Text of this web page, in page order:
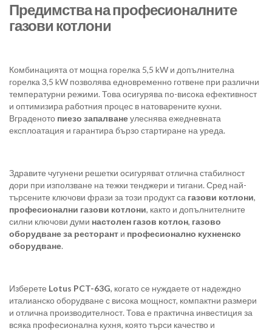
Предимства на професионалните
газови котлони
Комбинацията от мощна горелка 5,5 kW и допълнителна
горелка 3,5 kW позволява едновременно готвене при различни
температурни режими. Това осигурява по-висока ефективност
и оптимизира работния процес в натоварените кухни.
Вграденото пиезо запалванеулеснява ежедневната
експлоатация и гарантира бързо стартиране на уреда.
Здравите чугунени решетки осигуряват отлична стабилност
дори при използване на тежки тенджери и тигани. Сред най-
търсените ключови фрази за този продукт са газови котлони,
професионални газови котлони, както и допълнителните
силни ключови думи настолен газов котлон, газово
оборудване за ресторант и професионално кухненско
оборудване.
Изберете Lotus PCT-63G, когато се нуждаете от надеждно
италианско оборудване с висока мощност, компактни размери
и отлична производителност. Това е практична инвестиция за
всяка професионална кухня, която търси качество и